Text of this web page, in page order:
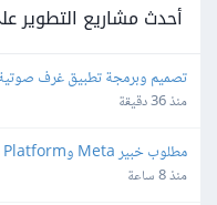
أحدث مشاريع التطوير
تصميم وبرمجة تطبيق غرف
منذ 36 دقيقة
واتساب
منذ 8 ساعة